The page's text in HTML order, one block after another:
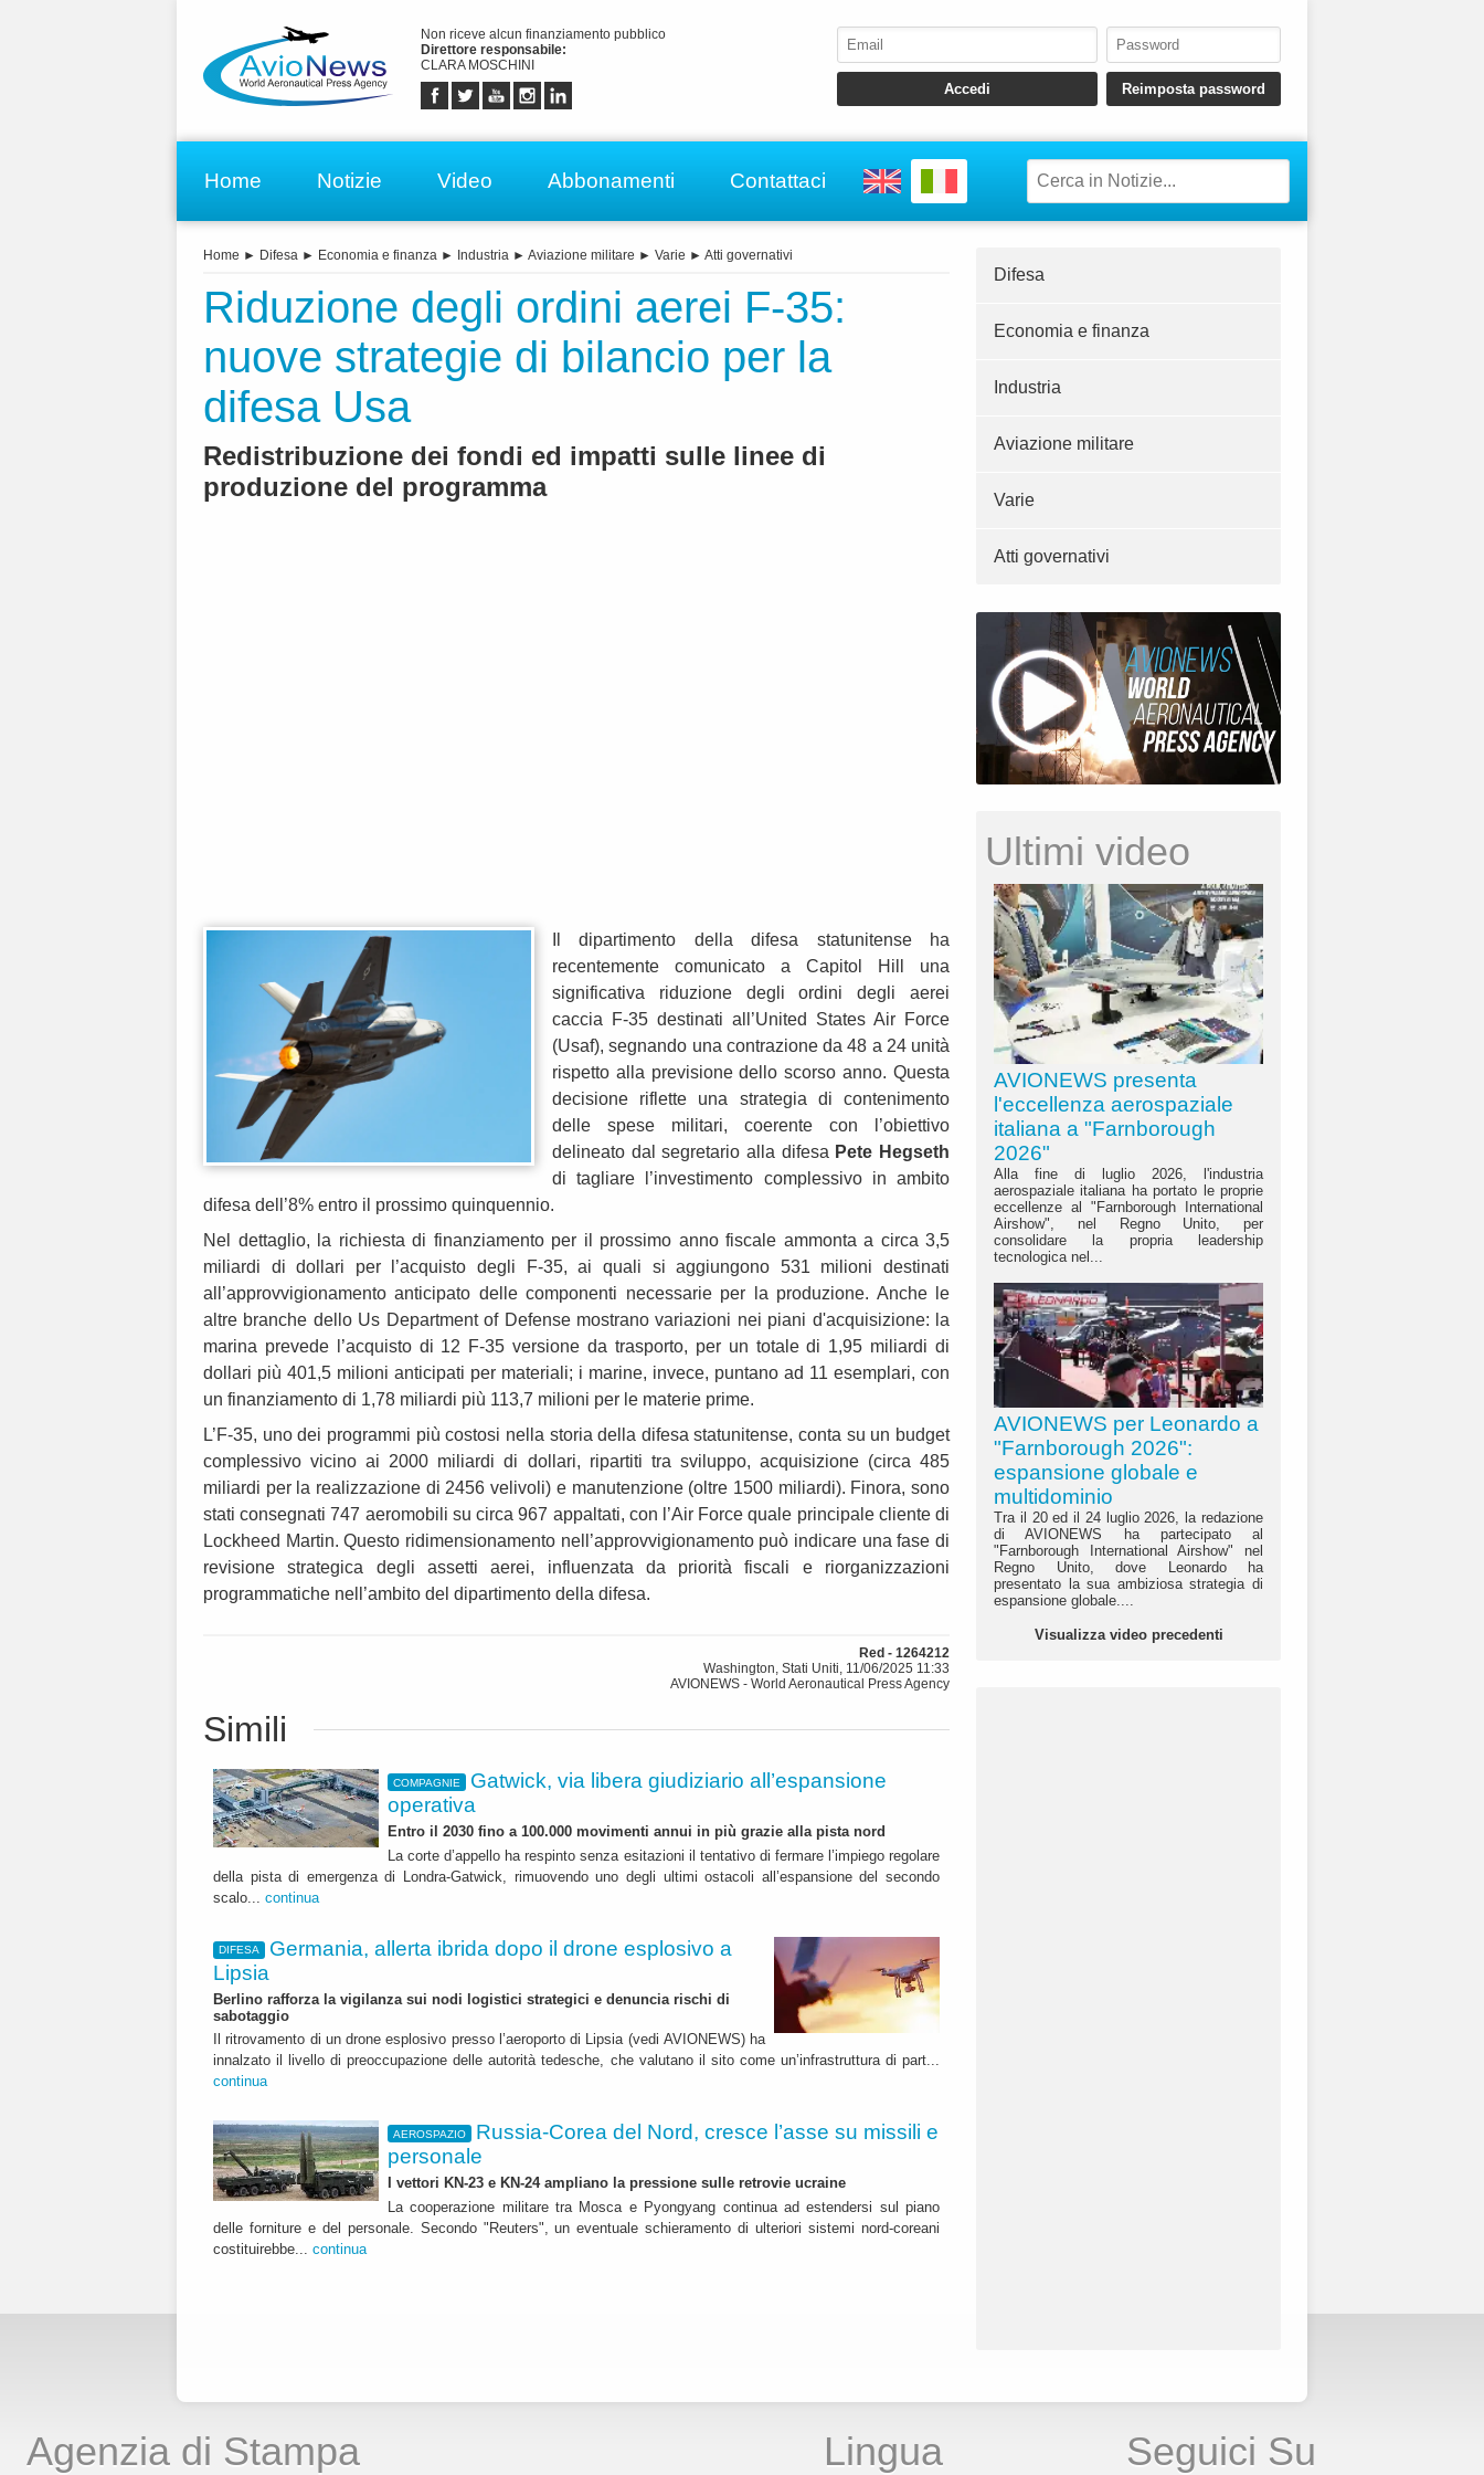
Non riceve alcun finanziamento pubblico
Direttore responsabile:
CLARA MOSCHINI
Home Notizie Video Abbonamenti Contattaci
Home ► Difesa ► Economia e finanza ► Industria ► Aviazione militare ► Varie ► Atti governativi
Riduzione degli ordini aerei F-35:
nuove strategie di bilancio per la
difesa Usa
Redistribuzione dei fondi ed impatti sulle linee di
produzione del programma
Il dipartimento della difesa statunitense ha
recentemente comunicato a Capitol Hill una
significativa riduzione degli ordini degli aerei
caccia F-35 destinati all’United States Air Force
(Usaf), segnando una contrazione da 48 a 24 unità
rispetto alla previsione dello scorso anno. Questa
decisione riflette una strategia di contenimento
delle spese militari, coerente con l’obiettivo
delineato dal segretario alla difesa Pete Hegseth
di tagliare l’investimento complessivo in ambito
difesa dell’8% entro il prossimo quinquennio.
Nel dettaglio, la richiesta di finanziamento per il prossimo anno fiscale ammonta a circa 3,5
miliardi di dollari per l’acquisto degli F-35, ai quali si aggiungono 531 milioni destinati
all’approvvigionamento anticipato delle componenti necessarie per la produzione. Anche le
altre branche dello Us Department of Defense mostrano variazioni nei piani d'acquisizione: la
marina prevede l’acquisto di 12 F-35 versione da trasporto, per un totale di 1,95 miliardi di
dollari più 401,5 milioni anticipati per materiali; i marine, invece, puntano ad 11 esemplari, con
un finanziamento di 1,78 miliardi più 113,7 milioni per le materie prime.
L’F-35, uno dei programmi più costosi nella storia della difesa statunitense, conta su un budget
complessivo vicino ai 2000 miliardi di dollari, ripartiti tra sviluppo, acquisizione (circa 485
miliardi per la realizzazione di 2456 velivoli) e manutenzione (oltre 1500 miliardi). Finora, sono
stati consegnati 747 aeromobili su circa 967 appaltati, con l’Air Force quale principale cliente di
Lockheed Martin. Questo ridimensionamento nell’approvvigionamento può indicare una fase di
revisione strategica degli assetti aerei, influenzata da priorità fiscali e riorganizzazioni
programmatiche nell’ambito del dipartimento della difesa.
Red - 1264212
Washington, Stati Uniti, 11/06/2025 11:33
AVIONEWS - World Aeronautical Press Agency
Simili
COMPAGNIE
Gatwick, via libera giudiziario all’espansione
operativa
Entro il 2030 fino a 100.000 movimenti annui in più grazie alla pista nord
La corte d’appello ha respinto senza esitazioni il tentativo di fermare l’impiego regolare
della pista di emergenza di Londra-Gatwick, rimuovendo uno degli ultimi ostacoli all’espansione del secondo
scalo... continua
DIFESA
Germania, allerta ibrida dopo il drone esplosivo a
Lipsia
Berlino rafforza la vigilanza sui nodi logistici strategici e denuncia rischi di
sabotaggio
Il ritrovamento di un drone esplosivo presso l’aeroporto di Lipsia (vedi AVIONEWS) ha
innalzato il livello di preoccupazione delle autorità tedesche, che valutano il sito come un’infrastruttura di part...
continua
AEROSPAZIO
Russia-Corea del Nord, cresce l’asse su missili e
personale
I vettori KN-23 e KN-24 ampliano la pressione sulle retrovie ucraine
La cooperazione militare tra Mosca e Pyongyang continua ad estendersi sul piano
delle forniture e del personale. Secondo "Reuters", un eventuale schieramento di ulteriori sistemi nord-coreani
costituirebbe... continua
Difesa
Economia e finanza
Industria
Aviazione militare
Varie
Atti governativi
Ultimi video
AVIONEWS presenta
l'eccellenza aerospaziale
italiana a "Farnborough
2026"
Alla fine di luglio 2026, l'industria
aerospaziale italiana ha portato le proprie
eccellenze al "Farnborough International
Airshow", nel Regno Unito, per
consolidare la propria leadership
tecnologica nel...
AVIONEWS per Leonardo a
"Farnborough 2026":
espansione globale e
multidominio
Tra il 20 ed il 24 luglio 2026, la redazione
di AVIONEWS ha partecipato al
"Farnborough International Airshow" nel
Regno Unito, dove Leonardo ha
presentato la sua ambiziosa strategia di
espansione globale....
Visualizza video precedenti
Agenzia di Stampa Lingua Seguici Su